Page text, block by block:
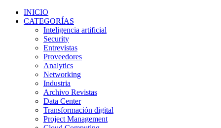
INICIO
CATEGORÍAS
Inteligencia artificial
Security
Entrevistas
Proveedores
Analytics
Networking
Industria
Archivo Revistas
Data Center
Transformación digital
Project Management